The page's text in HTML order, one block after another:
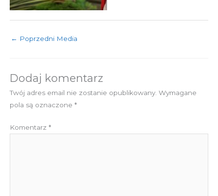
← Poprzedni Media
Dodaj komentarz
Twój adres email nie zostanie opublikowany. Wymagane
pola są oznaczone *
Komentarz *